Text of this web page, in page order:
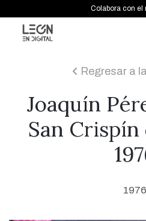
Colabora con el
icon
Regresar a
Joaquín
San
1976